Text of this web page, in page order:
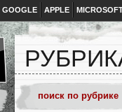
GOOGLE APPLE